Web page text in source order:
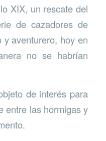
XIX, un rescate del
de cazadores de
aventurero, hoy en
no se habrían
de interés para
entre las hormigas y